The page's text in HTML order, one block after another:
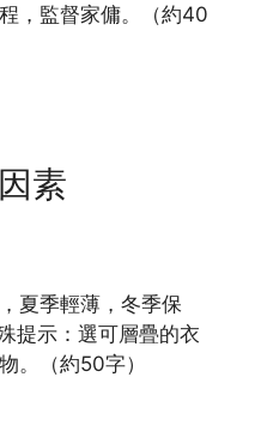
，監督家傭。（約40
素
夏季輕薄，冬季保
提示：選可層疊的衣
。（約50字）